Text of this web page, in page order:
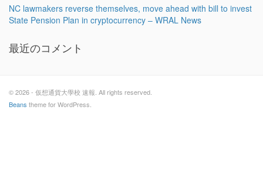
NC lawmakers reverse themselves, move ahead with bill to invest
State Pension Plan in cryptocurrency – WRAL News
最近のコメント
© 2026 - 仮想通貨大學校 速報. All rights reserved.
Beans theme for WordPress.